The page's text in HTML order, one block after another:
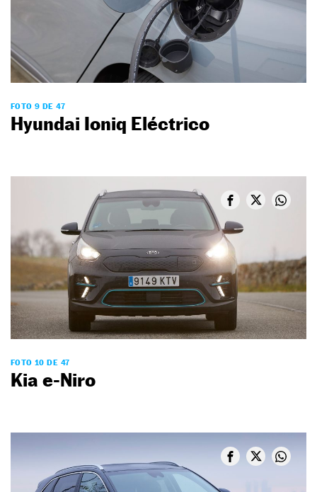
FOTO 9 DE 47
Hyundai Ioniq Eléctrico
FOTO 10 DE 47
Kia e-Niro